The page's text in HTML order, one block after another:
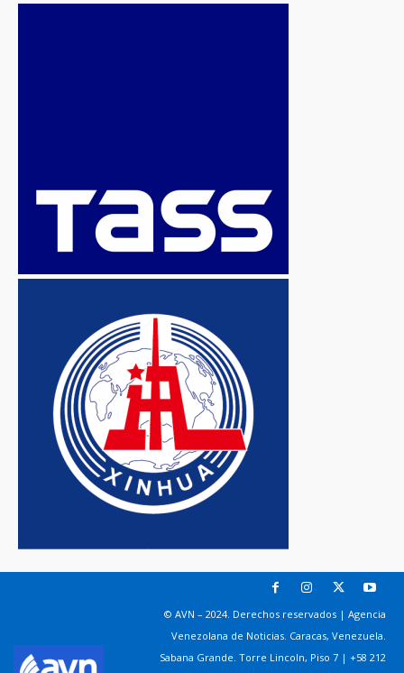
© AVN – 2024. Derechos reservados | Agencia
Venezolana de Noticias. Caracas, Venezuela.
Sabana Grande. Torre Lincoln, Piso 7 | +58 212